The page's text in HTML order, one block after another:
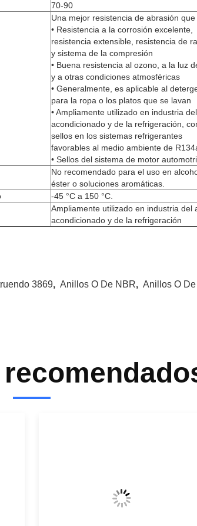
70-90
Una mejor resistencia de abrasión que
• Resistencia a la corrosión excelente,
resistencia extensible, resistencia de
y sistema de la compresión
• Buena resistencia al ozono, a la luz
y a otras condiciones atmosféricas
• Generalmente, es aplicable al
para la ropa o los platos que se lavan
• Ampliamente utilizado en industria
acondicionado y de la refrigeración,
sellos en los sistemas refrigerantes
favorables al medio ambiente de
• Sellos del sistema de motor
No recomendado para el uso en
éster o soluciones aromáticas.
-45 °C a 150 °C.
Ampliamente utilizado en industria del
acondicionado y de la refrigeración
3869, Anillos O De NBR, Anillos O